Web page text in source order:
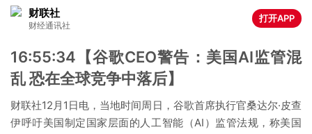
财联社
财经通讯社
打开APP
16:55:34【谷歌CEO警告：美国AI监管混
乱 恐在全球竞争中落后】
财联社12月1日电，当地时间周日，谷歌首席执行官桑达尔·皮查
伊呼吁美国制定国家层面的人工智能（AI）监管法规，称美国